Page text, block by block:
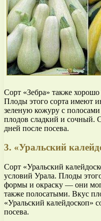
Сорт «Зебра» также хорошо
Плоды этого сорта имеют
зеленую кожуру с полосами
плодов сладкий и сочный.
дней после посева.
3. «Уральский
Сорт «Уральский
условий Урала. Плоды
формы и окраску — они
также полосатыми. Вкус
«Уральский калейдоскоп»
посева.